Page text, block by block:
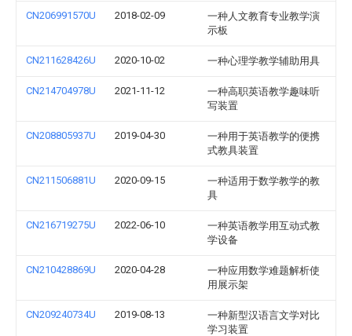
CN206991570U 2018-02-09
一种人文教育专业教学演
示板
CN211628426U 2020-10-02 一种心理学教学辅助用具
CN214704978U 2021-11-12
一种高职英语教学趣味听
写装置
CN208805937U 2019-04-30
一种用于英语教学的便携
式教具装置
CN211506881U 2020-09-15
一种适用于数学教学的教
具
CN216719275U 2022-06-10
一种英语教学用互动式教
学设备
CN210428869U 2020-04-28
一种应用数学难题解析使
用展示架
CN209240734U 2019-08-13
一种新型汉语言文学对比
学习装置